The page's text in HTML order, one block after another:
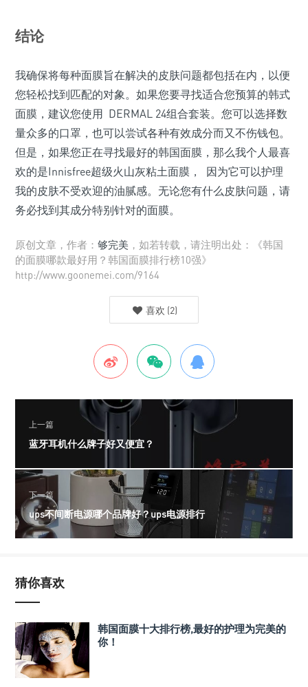
结论
我确保将每种面膜旨在解决的皮肤问题都包括在内，以便
您轻松找到匹配的对象。如果您要寻找适合您预算的韩式
面膜，建议您使用 DERMAL 24组合套装。您可以选择数
量众多的口罩，也可以尝试各种有效成分而又不伤钱包。
但是，如果您正在寻找最好的韩国面膜，那么我个人最喜
欢的是Innisfree超级火山灰粘土面膜， 因为它可以护理
我的皮肤不受欢迎的油腻感。无论您有什么皮肤问题，请
务必找到其成分特别针对的面膜。
原创文章，作者： 够完美 ，如若转载，请注明出处：《韩国
的面膜哪款最好用？韩国面膜排行榜10强》
http://www.goonemei.com/9164
喜欢 (2)
上一篇
蓝牙耳机什么牌子好又便宜？
下一篇
ups不间断电源哪个品牌好？ups电源排行
猜你喜欢
韩国面膜十大排行榜,最好的护理为完美的
你！